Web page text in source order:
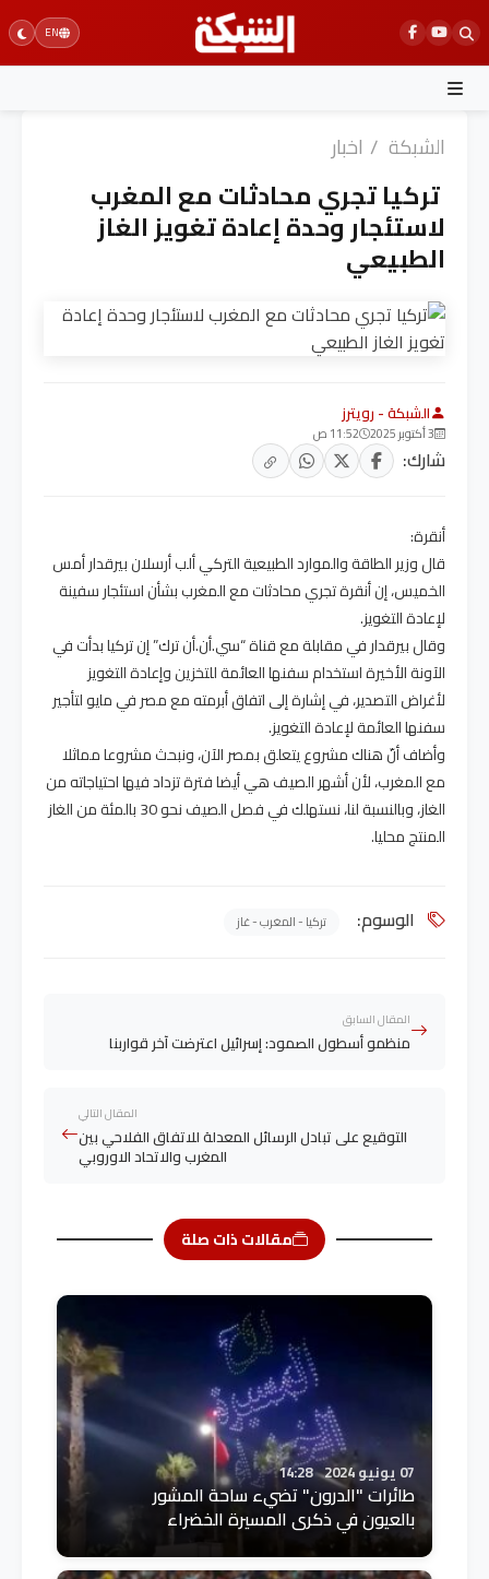
Skip
to
content
EN
الشبكة / اخبار
تركيا تجري محادثات مع المغرب
لاستئجار وحدة إعادة تغويز الغاز
الطبيعي
الشبكة - رويترز
3 أكتوبر 2025 11:52 ص
شارك:
أنقرة:
قال وزير الطاقة والموارد الطبيعية التركي ألب أرسلان بيرقدار أمس
الخميس، إن أنقرة تجري محادثات مع المغرب بشأن استئجار سفينة
لإعادة التغويز.
وقال بيرقدار في مقابلة مع قناة “سي.أن.أن ترك” إن تركيا بدأت في
الآونة الأخيرة استخدام سفنها العائمة للتخزين وإعادة التغويز
لأغراض التصدير، في إشارة إلى اتفاق أبرمته مع مصر في مايو لتأجير
سفنها العائمة لإعادة التغويز.
وأضاف أنّ هناك مشروع يتعلق بمصر الآن، ونبحث مشروعا مماثلا
مع المغرب، لأن أشهر الصيف هي أيضا فترة تزداد فيها احتياجاته من
الغاز، وبالنسبة لنا، نستهلك في فصل الصيف نحو 30 بالمئة من الغاز
المنتج محليا.
الوسوم: تركيا - المغرب - غاز
المقال السابق
منظمو أسطول الصمود: إسرائيل اعترضت آخر قواربنا
المقال التالي
التوقيع على تبادل الرسائل المعدلة للاتفاق الفلاحي بين
المغرب والاتحاد الاوروبي
مقالات ذات صلة
07 يونيو 2024 14:28
طائرات "الدرون" تضيء ساحة المشور
بالعيون في ذكرى المسيرة الخضراء